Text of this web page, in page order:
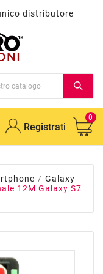
distributore
Registrati
0
Galaxy
12M Galaxy S7